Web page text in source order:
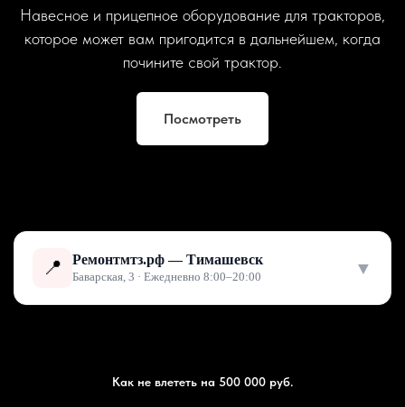
Навесное и прицепное оборудование для тракторов,
которое может вам пригодится в дальнейшем, когда
почините свой трактор.
Посмотреть
📍 Ремонтмтз.рф — Тимашевск
Баварская, 3 · Ежедневно 8:00–20:00 ▼
Как не влететь на 500 000 руб.